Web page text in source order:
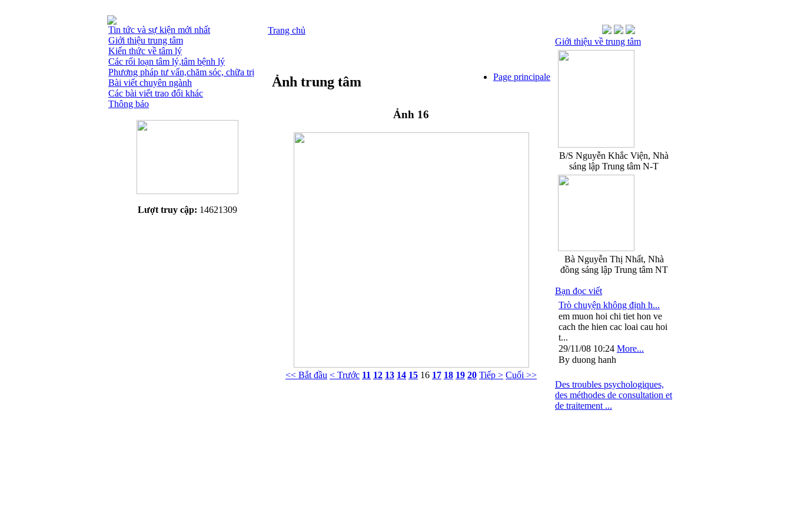
Tin tức và sự kiện mới nhất
Giới thiệu trung tâm
Kiến thức về tâm lý
Các rối loạn tâm lý,tâm bệnh lý
Phương pháp tư vấn,chăm sóc, chữa trị
Bài viết chuyên ngành
Các bài viết trao đổi khác
Thông báo
Lượt truy cập: 14621309
Trang chủ
Page principale
Ảnh trung tâm
Ảnh 16
<< Bắt đầu < Trước 11 12 13 14 15 16 17 18 19 20 Tiếp > Cuối >>
Giới thiệu về trung tâm
B/S Nguyễn Khắc Viện, Nhà
sáng lập Trung tâm N-T
Bà Nguyễn Thị Nhất, Nhà
đồng sáng lập Trung tâm NT
Bạn đọc viết
Trò chuyện không định h...
em muon hoi chi tiet hon ve
cach the hien cac loai cau hoi
t...
29/11/08 10:24 More...
By duong hanh
Des troubles psychologiques,
des méthodes de consultation et
de traitement ...